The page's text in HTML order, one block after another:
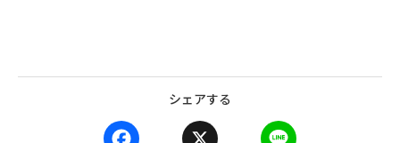
シェアする